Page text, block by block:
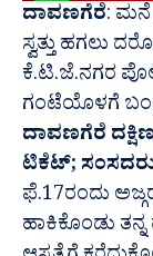
ದಾವಣಗೆರೆ: ಮನೆ
ಸ್ವತ್ತು‌ ಹಗಲು
ಕೆ.ಟಿ.ಜೆ.ನಗರ
ಗಂಟೆಯೊಳಗೆ
ದಾವಣಗೆರೆ
ಟಿಕೆಟ್; ಸಂಸದರು
ಫೆ‌.17ರಂದು
ಹಾಕಿಕೊಂಡು